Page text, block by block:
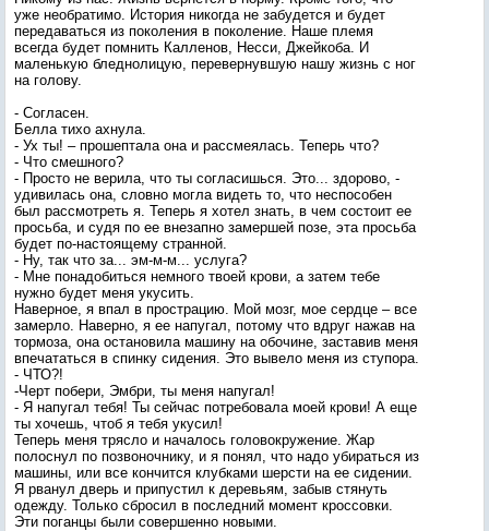
уже необратимо. История никогда не забудется и будет
передаваться из поколения в поколение. Наше племя
всегда будет помнить Калленов, Несси, Джейкоба. И
маленькую бледнолицую, перевернувшую нашу жизнь с ног
на голову.
- Согласен.
Белла тихо ахнула.
- Ух ты! – прошептала она и рассмеялась. Теперь что?
- Что смешного?
- Просто не верила, что ты согласишься. Это... здорово, -
удивилась она, словно могла видеть то, что неспособен
был рассмотреть я. Теперь я хотел знать, в чем состоит ее
просьба, и судя по ее внезапно замершей позе, эта просьба
будет по-настоящему странной.
- Ну, так что за... эм-м-м... услуга?
- Мне понадобиться немного твоей крови, а затем тебе
нужно будет меня укусить.
Наверное, я впал в прострацию. Мой мозг, мое сердце – все
замерло. Наверно, я ее напугал, потому что вдруг нажав на
тормоза, она остановила машину на обочине, заставив меня
впечататься в спинку сидения. Это вывело меня из ступора.
- ЧТО?!
-Черт побери, Эмбри, ты меня напугал!
- Я напугал тебя! Ты сейчас потребовала моей крови! А еще
ты хочешь, чтоб я тебя укусил!
Теперь меня трясло и началось головокружение. Жар
полоснул по позвоночнику, и я понял, что надо убираться из
машины, или все кончится клубками шерсти на ее сидении.
Я рванул дверь и припустил к деревьям, забыв стянуть
одежду. Только сбросил в последний момент кроссовки.
Эти поганцы были совершенно новыми.